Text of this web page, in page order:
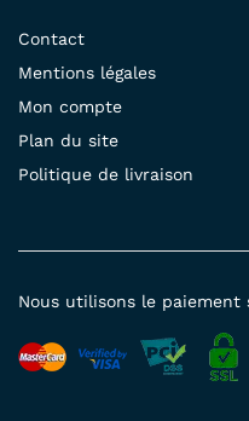
Contact
Mentions légales
Mon compte
Plan du site
Politique de livraison
Nous utilisons le paiement